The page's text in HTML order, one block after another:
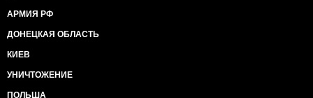
АРМИЯ РФ
ДОНЕЦКАЯ ОБЛАСТЬ
КИЕВ
УНИЧТОЖЕНИЕ
ПОЛЬША